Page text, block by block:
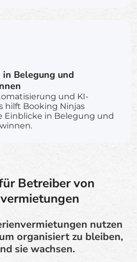
Belegung und
und KI-
hilft Booking Ninjas
Einblicke in Belegung und
Betreiber von
nutzen
organisiert zu bleiben,
sie wachsen.